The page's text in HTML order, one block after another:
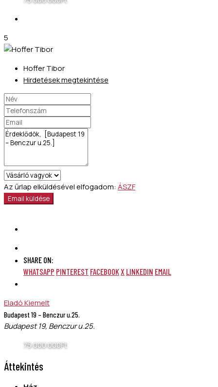
5
Hoffer Tibor
Hirdetések megtekintése
Az űrlap elküldésével elfogadom: ÁSZF
Email küldése
SHARE ON:
WHATSAPP PINTEREST FACEBOOKX LINKEDIN EMAIL
EladóKiemelt
Budapest 19 – Benczur u.25.
Budapest 19, Benczur u.25.
75 000 000Ft
Áttekintés